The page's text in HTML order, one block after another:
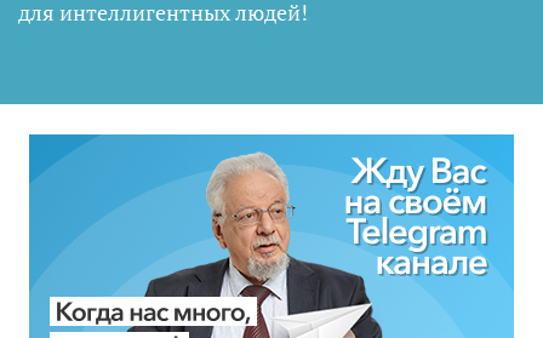
для интеллигентных людей!